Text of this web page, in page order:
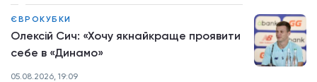
ЄВРОКУБКИ
Олексій Сич: «Хочу якнайкраще проявити
себе в «Динамо»
05.08.2026, 19:09